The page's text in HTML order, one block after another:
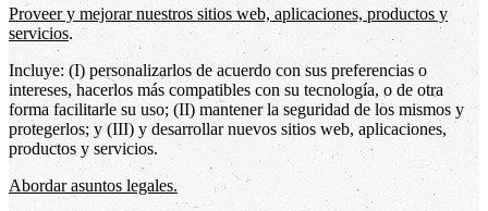
Proveer y mejorar nuestros sitios web, aplicaciones, productos y
servicios.
Incluye: (I) personalizarlos de acuerdo con sus preferencias o
intereses, hacerlos más compatibles con su tecnología, o de otra
forma facilitarle su uso; (II) mantener la seguridad de los mismos y
protegerlos; y (III) y desarrollar nuevos sitios web, aplicaciones,
productos y servicios.
Abordar asuntos legales.